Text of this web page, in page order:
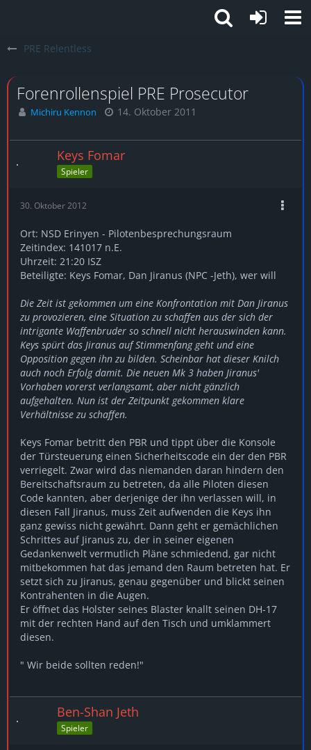
PRE Relentless
Forenrollenspiel PRE Prosecutor
Michiru Kennon 14. Oktober 2011
Keys Fomar
Spieler
30. Oktober 2012
Ort: NSD Erinyen - Pilotenbesprechungsraum
Zeitindex: 141017 n.E.
Uhrzeit: 21:20 ISZ
Beteiligte: Keys Fomar, Dan Jiranus (NPC -Jeth), wer will
Die Zeit ist gekommen um eine Konfrontation mit Dan Jiranus
zu provozieren, eine Situation zu schaffen aus der sich der
intrigante Waffenbruder so schnell nicht herauswinden kann.
Keys spürt das Jiranus auf Stimmenfang geht und eine
Opposition gegen ihn zu bilden. Scheinbar hat dieser Knilch
auch noch Erfolg damit. Die neuen Mk 3 haben Jiranus'
Vorhaben vorerst verlangsamt, aber nicht gänzlich
aufgehalten. Nun ist der Zeitpunkt gekommen klare
Verhältnisse zu schaffen.
Keys Fomar betritt den PBR und tippt über die Konsole
der Türsteuerung einen Sicherheitscode ein der den PBR
verriegelt. Zwar wird das niemanden daran hindern den
Bereitschaftsraum zu betreten, da alle Piloten diesen
Code kannten, aber derjenige der ihn verlassen will, in
diesen Fall Jiranus, muss Zeit aufwenden die Keys ihn
ganz gewiss nicht gewährt. Dann geht er gemächlichen
Schrittes auf Jiranus zu, der in seiner eigenen
Gedankenwelt vermutlich Pläne schmiedend, gar nicht
mitbekommen hat das jemand den Raum betreten hat. Er
setzt sich zu Jiranus, genau gegenüber und blickt seinen
Kontrahenten in die Augen.
Er öffnet das Holster seines Blaster knallt seinen DH-17
mit der rechten Hand auf den Tisch und umklammert
diesen.
" Wir beide sollten reden!"
Ben-Shan Jeth
Spieler